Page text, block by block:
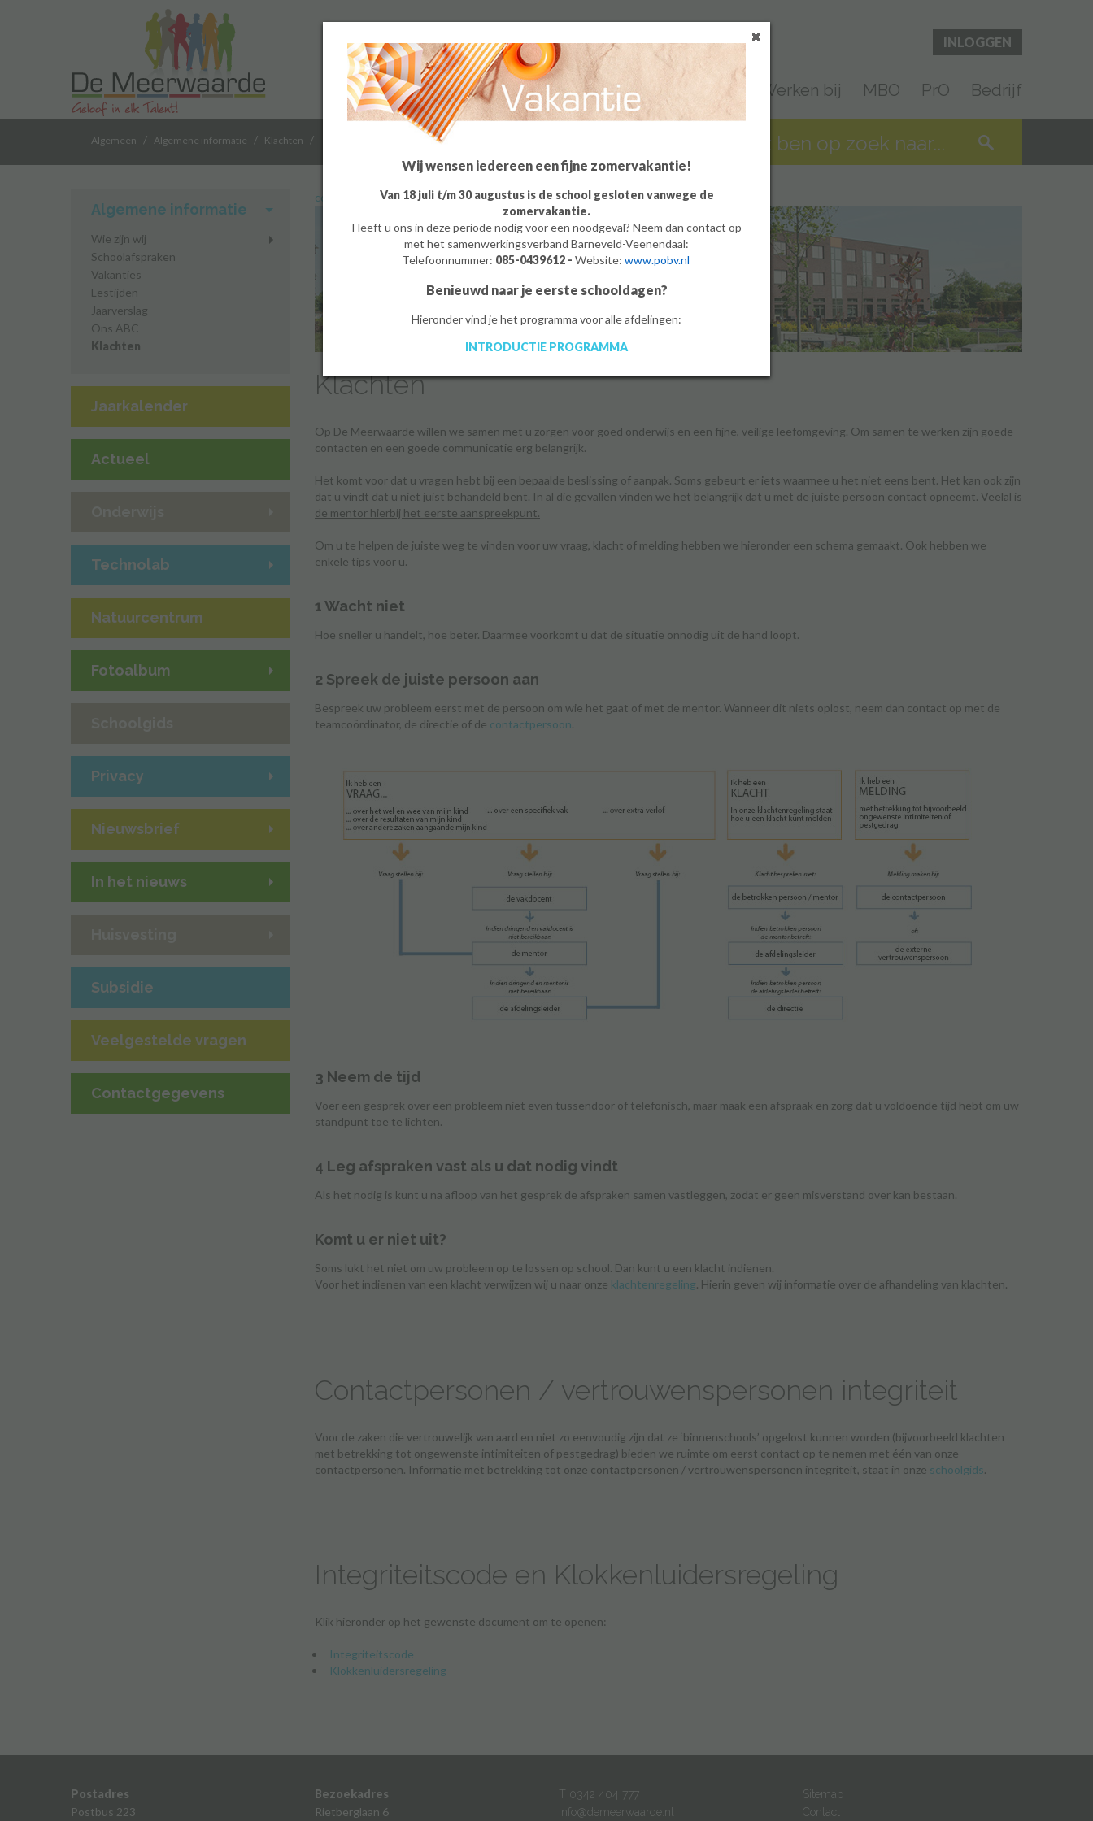
Wij wensen iedereen een fijne zomervakantie!
Van 18 juli t/m 30 augustus is de school gesloten vanwege de
zomervakantie.
Heeft u ons in deze periode nodig voor een noodgeval? Neem dan contact op
met het samenwerkingsverband Barneveld-Veenendaal:
Telefoonnummer: 085-0439612 - Website: www.pobv.nl
Benieuwd naar je eerste schooldagen?
Hieronder vind je het programma voor alle afdelingen:
INTRODUCTIE PROGRAMMA
INLOGGEN
o
m
Algemeen Groep 8 Ouders Leerlingen Werken bij MBO PrO Bedrijf
Algemeen / Algemene informatie / Klachten /
Algemene informatie
Wie zijn wij
Schoolafspraken
Vakanties
Lestijden
Jaarverslag
Ons ABC
Klachten
Jaarkalender
Actueel
Technolab
Natuurcentrum
Fotoalbum
Privacy
Nieuwsbrief
In het nieuws
Subsidie
Veelgestelde vragen
Contactgegevens
contactpersoon.
Klachten
Op De Meerwaarde willen we samen met u zorgen voor goed onderwijs en een fijne, veilige leefomgeving. Om samen te werken zijn goede
contacten en een goede communicatie erg belangrijk.
Het komt voor dat u vragen hebt bij een bepaalde beslissing of aanpak. Soms gebeurt er iets waarmee u het niet eens bent. Het kan ook zijn
dat u vindt dat u niet juist behandeld bent. In al die gevallen vinden we het belangrijk dat u met de juiste persoon contact opneemt. Veelal is
de mentor hierbij het eerste aanspreekpunt.
Om u te helpen de juiste weg te vinden voor uw vraag, klacht of melding hebben we hieronder een schema gemaakt. Ook hebben we
enkele tips voor u.
1 Wacht niet
Hoe sneller u handelt, hoe beter. Daarmee voorkomt u dat de situatie onnodig uit de hand loopt.
2 Spreek de juiste persoon aan
Bespreek uw probleem eerst met de persoon om wie het gaat of met de mentor. Wanneer dit niets oplost, neem dan contact op met de
teamcoördinator, de directie of de contactpersoon.
3 Neem de tijd
Voer een gesprek over een probleem niet even tussendoor of telefonisch, maar maak een afspraak en zorg dat u voldoende tijd hebt om uw
standpunt toe te lichten.
4 Leg afspraken vast als u dat nodig vindt
Als het nodig is kunt u na afloop van het gesprek de afspraken samen vastleggen, zodat er geen misverstand over kan bestaan.
Komt u er niet uit?
Soms lukt het niet om uw probleem op te lossen op school. Dan kunt u een klacht indienen.
Voor het indienen van een klacht verwijzen wij u naar onze klachtenregeling. Hierin geven wij informatie over de afhandeling van klachten.
Contactpersonen / vertrouwenspersonen integriteit
Voor de zaken die vertrouwelijk van aard en niet zo eenvoudig zijn dat ze ‘binnenschools’ opgelost kunnen worden (bijvoorbeeld klachten
met betrekking tot ongewenste intimiteiten of pestgedrag) bieden we ruimte om eerst contact op te nemen met één van onze
contactpersonen. Informatie met betrekking tot onze contactpersonen / vertrouwenspersonen integriteit, staat in onze schoolgids.
Integriteitscode en Klokkenluidersregeling
Klik hieronder op het gewenste document om te openen:
Integriteitscode
Klokkenluidersregeling
Postadres
Postbus 223
Bezoekadres
Rietberglaan 6
T 0342 404 777
info@demeerwaarde.nl
Sitemap
Contact